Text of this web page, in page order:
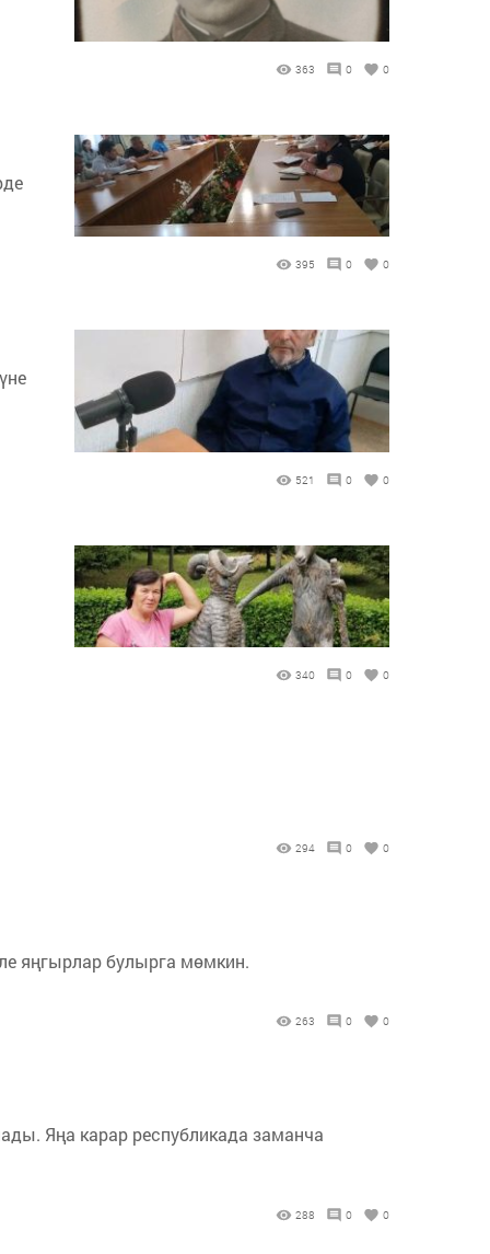
363 0 0
395 0 0
521 0 0
340 0 0
294 0 0
яңгырлар булырга мөмкин.
263 0 0
Яңа карар республикада заманча
288 0 0